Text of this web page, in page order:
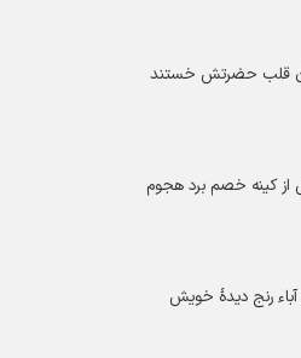
قلب حضرتش خستند
کینه خصم برد هجوم
رنج دیدۀ خویش